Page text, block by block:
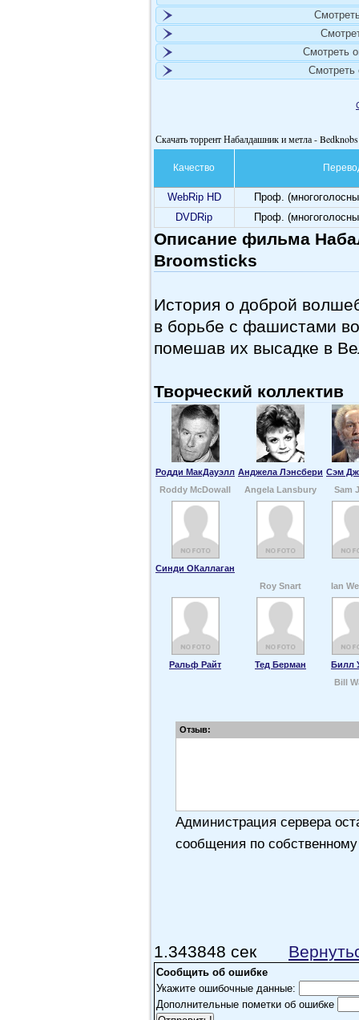
Смотреть
Смотреть
Скачать торрент Набалдашник и метла -
Качество
WebRip HD
Проф.
DVDRip
Проф.
Описание фильма
Broomsticks
История о доброй
в борьбе с фашистами
помешав их высадке в
Творческий коллектив
Родди МакДауэлл Анджела Лэнсбери Сэм
Roddy McDowall
Angela Lansbury Sam
Синди ОКаллаган
Roy Snart
Ian
Ральф Райт Тед Берман
Билл
Bill
Отзыв:
Администрация сервера
сообщения по
1.343848 сек
Сообщить об ошибке
Укажите ошибочные данные:
Дополнительные пометки об ошибке